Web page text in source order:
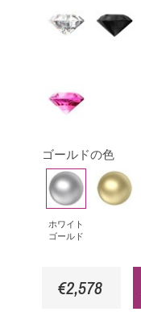
ダ
ン
ブ
ラ
ア
モ
ン
ピ
ン
サ
フ
ァ
イ
ア
ゴールドの色
ホ
ワ
イ
ト
ー
ホワイト
ゴールド
イ
エ
ー
€2,578